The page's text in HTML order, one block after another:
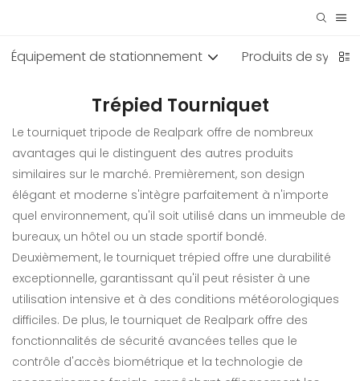
Équipement de stationnement Produits de
Trépied Tourniquet
Le tourniquet tripode de Realpark offre de nombreux
avantages qui le distinguent des autres produits
similaires sur le marché. Premièrement, son design
élégant et moderne s'intègre parfaitement à n'importe
quel environnement, qu'il soit utilisé dans un immeuble de
bureaux, un hôtel ou un stade sportif bondé.
Deuxièmement, le tourniquet trépied offre une durabilité
exceptionnelle, garantissant qu'il peut résister à une
utilisation intensive et à des conditions météorologiques
difficiles. De plus, le tourniquet de Realpark offre des
fonctionnalités de sécurité avancées telles que le
contrôle d'accès biométrique et la technologie de